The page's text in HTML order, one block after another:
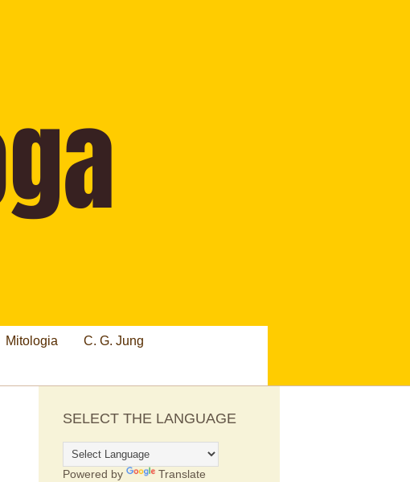
Mitologia C. G. Jung
SELECT THE LANGUAGE
Powered by Translate